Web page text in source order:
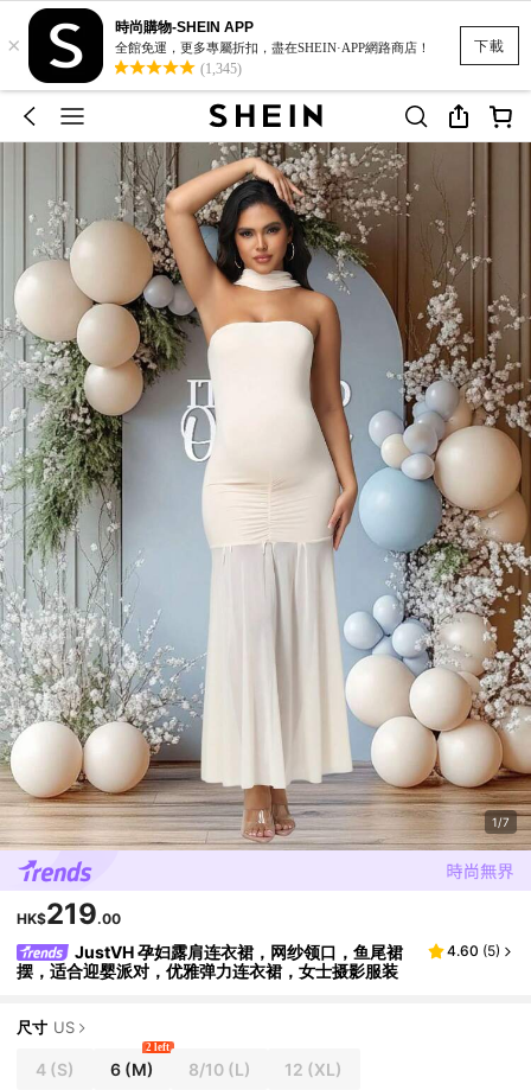
下載
×
時尚購物-SHEIN APP
全館免運，更多專屬折扣，盡在SHEIN·APP網路商店！
(1,345)
1/7
HK$219.00
JustVH 孕妇露肩连衣裙，网纱领口，鱼尾裙
摆，适合迎婴派对，优雅弹力连衣裙，女士摄影服装
4.60 (5)
尺寸 US
4 (S) 6 (M)
2 left
8/10(L) 12 (XL)